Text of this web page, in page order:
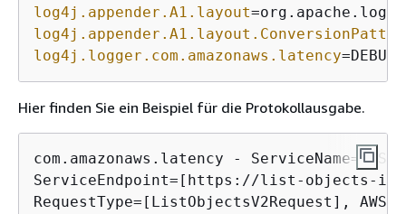
log4j.appender.A1.layout
log4j.logger.com.amazonaws.latency=DEBUG
Hier finden Sie ein Beispiel für die Protokollausgabe.
com.amazonaws.latency - ServiceName=[{
ServiceEndpoint=[https://list-objects-
RequestType=[ListObjectsV2Request],